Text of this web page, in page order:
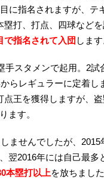
に指名されますが、テ
打、打点、四球などを
で指名されて入団 します
スタメンで起用。2試
らレギュラーに定着し
王を獲得しますが、
ます。
ませんでしたが、2015
翌2016年には自己最多
本塁打以上を放ちました